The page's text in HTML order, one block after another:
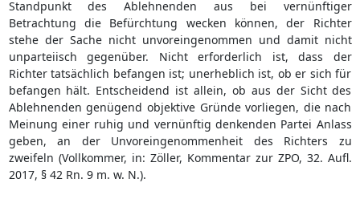
Standpunkt des Ablehnenden aus bei vernünftiger
Betrachtung die Befürchtung wecken können, der Richter
stehe der Sache nicht unvoreingenommen und damit nicht
unparteiisch gegenüber. Nicht erforderlich ist, dass der
Richter tatsächlich befangen ist; unerheblich ist, ob er sich für
befangen hält. Entscheidend ist allein, ob aus der Sicht des
Ablehnenden genügend objektive Gründe vorliegen, die nach
Meinung einer ruhig und vernünftig denkenden Partei Anlass
geben, an der Unvoreingenommenheit des Richters zu
zweifeln (Vollkommer, in: Zöller, Kommentar zur ZPO, 32. Aufl.
2017, § 42 Rn. 9 m. w. N.).